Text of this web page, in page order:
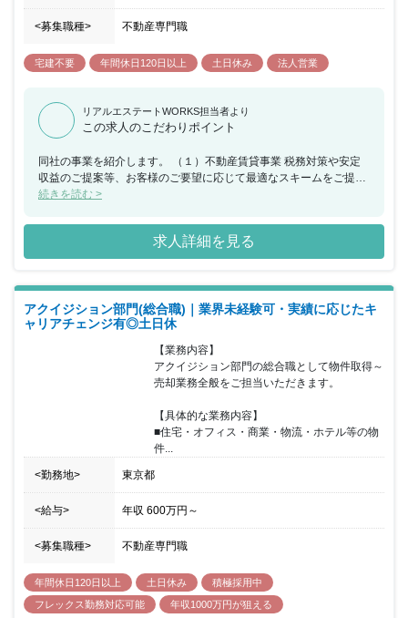
<募集職種> 不動産専門職
宅建不要 年間休日120日以上 土日休み 法人営業
リアルエステートWORKS担当者より
この求人のこだわりポイント
同社の事業を紹介します。 （１）不動産賃貸事業 税務対策や安定
収益のご提案等、お客様のご要望に応じて最適なスキームをご提案
いたします。 開発後の施設のメンテナンスやテナントの契約管理ま
施設管理のノウハウをもとに、大型ショッピングセンターを運営し
ています。 地域に愛される商業施設を目指して運営しております。
（３）PM事業 お持ちの資産の最大化や事業経営の円滑化等、課題
施設やオフィスビル・物流施設まで幅広く対応いたします。 （４）
リテール事業 ホテルに併設して利便性を高めたコンビニ、書店・温
浴施設・カフェ等、様々な形態の店舗運営を行っています。 店舗経
しています。 （５）ホテル事業 全国に都市型ホテルを展開してい
ます。ビジネス利用はもちろん、 観光でも利用しやすいホテルづく
りを行っています。 ご宿泊いただいた全てのお客様が笑顔で朝をお
タッフの心からのもてなしをご提供致します。 上記の事業を行いな
がら、自社の成長だけを目指すのではなく、 社会と共にどう成長し
ていけるかについて私たちの立場から考え、 人と社会、未来の暮ら
しのあり方を描いていきたいと考えています。
続きを読む >
求人詳細を見る
アクイジション部門(総合職)｜業界未経験可・実績に応じたキ
ャリアチェンジ有◎土日休
【業務内容】
アクイジション部門の総合職として物件取得～
売却業務全般をご担当いただきます。
【具体的な業務内容】
■住宅・オフィス・商業・物流・ホテル等の物
件...
<勤務地> 東京都
<給与> 年収 600万円 ～
<募集職種> 不動産専門職
年間休日120日以上 土日休み
積極採用中
フレックス勤務対応可能
年収1000万円が狙える